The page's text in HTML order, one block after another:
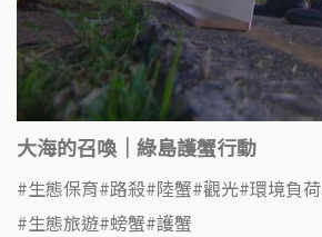
大海的召喚｜綠島護蟹行動
生態保育 路殺 陸蟹 觀光 環境負荷
生態旅遊 螃蟹 護蟹